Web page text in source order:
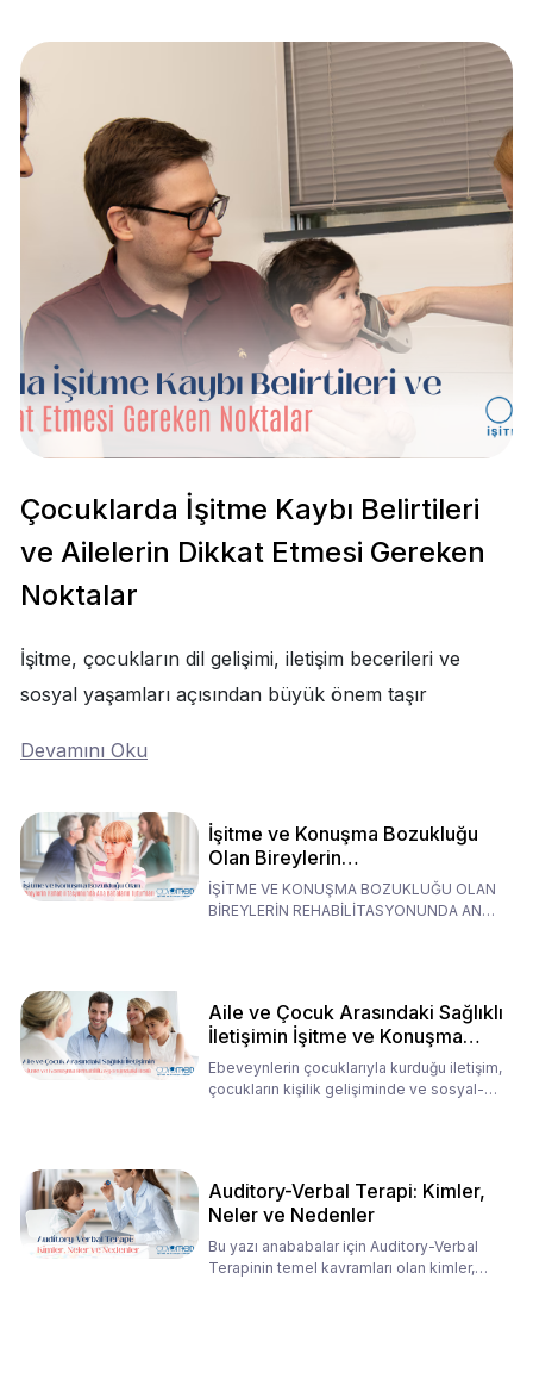
Çocuklarda İşitme Kaybı Belirtileri
ve Ailelerin Dikkat Etmesi Gereken
Noktalar
İşitme, çocukların dil gelişimi, iletişim becerileri ve
sosyal yaşamları açısından büyük önem taşır
Devamını Oku
İşitme ve Konuşma Bozukluğu
Olan Bireylerin
Rehabilitasyonunda Ana
Babaların Tutumları
İŞİTME VE KONUŞMA BOZUKLUĞU OLAN
BİREYLERİN REHABİLİTASYONUNDA ANA
Aile ve Çocuk Arasındaki Sağlıklı
İletişimin İşitme ve Konuşma
Rehabilitasyonundaki Rolü
Ebeveynlerin çocuklarıyla kurduğu iletişim,
çocukların kişilik gelişiminde ve sosyal-
Auditory-Verbal Terapi: Kimler,
Neler ve Nedenler
Bu yazı anababalar için Auditory-Verbal
Terapinin temel kavramları olan kimler,